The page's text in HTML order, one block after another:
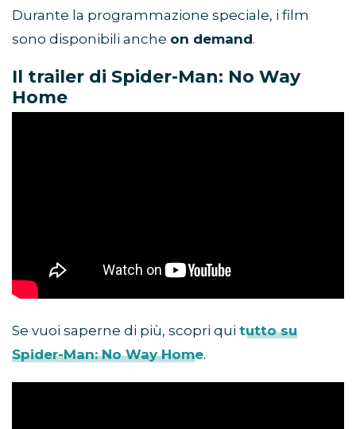
Durante la programmazione speciale, i film
sono disponibili anche on demand.
Il trailer di Spider-Man: No Way
Home
Se vuoi saperne di più, scopri qui tutto su
Spider-Man: No Way Home.